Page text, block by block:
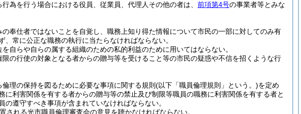
為を行う場合における役員、従業員、代理人その他の者は、 前項第4号の事業者等とみな
奉仕者ではないことを自覚し、職務上知り得た情報について市民の一部に対してのみ有
常に公正な職務の執行に当たらなければならない。
自らや自らの属する組織のための私的利益のために用いてはならない。
の行使の対象となる者からの贈与等を受けること等の市民の疑惑や不信を招くような行
理の保持を図るために必要な事項に関する規則 (以下「職員倫理規則」という。)を定め
に利害関係を有する者からの贈与等の禁止及び制限等職員の職務に利害関係を有する者と
遵守すべき事項が含まれていなければならない。
される光市職員倫理審査会の意見を聴かなければならない。